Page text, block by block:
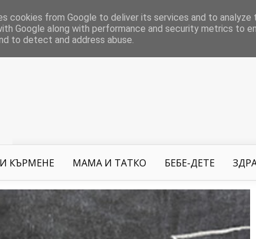
КЪРМЕНЕ МАМА И ТАТКО БЕБЕ-ДЕТЕ
cookies from Google to deliver its services and to analyze
Google along with performance and security metrics to
to detect and address abuse.